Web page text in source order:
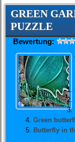
GREEN
PUZZLE
Bewertung:
Green
Butterfly in